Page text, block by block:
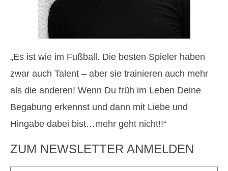
„Es ist wie im Fußball. Die besten Spieler haben
zwar auch Talent – aber sie trainieren auch mehr
als die anderen! Wenn Du früh im Leben Deine
Begabung erkennst und dann mit Liebe und
Hingabe dabei bist…mehr geht nicht!!“
ZUM NEWSLETTER ANMELDEN